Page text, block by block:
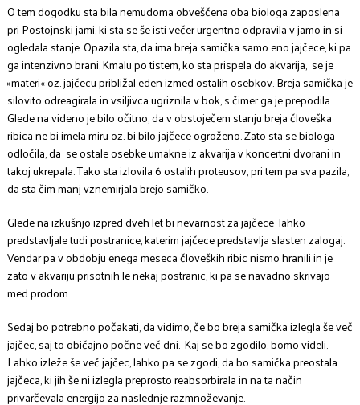
O tem dogodku sta bila nemudoma obveščena oba biologa zaposlena
pri Postojnski jami, ki sta se še isti večer urgentno odpravila v jamo in si
ogledala stanje. Opazila sta, da ima breja samička samo eno jajčece, ki pa
ga intenzivno brani. Kmalu po tistem, ko sta prispela do akvarija, se je
»materi« oz. jajčecu približal eden izmed ostalih osebkov. Breja samička je
silovito odreagirala in vsiljivca ugriznila v bok, s čimer ga je prepodila.
Glede na videno je bilo očitno, da v obstoječem stanju breja človeška
ribica ne bi imela miru oz. bi bilo jajčece ogroženo. Zato sta se biologa
odločila, da se ostale osebke umakne iz akvarija v koncertni dvorani in
takoj ukrepala. Tako sta izlovila 6 ostalih proteusov, pri tem pa sva pazila,
da sta čim manj vznemirjala brejo samičko.
Glede na izkušnjo izpred dveh let bi nevarnost za jajčece lahko
predstavljale tudi postranice, katerim jajčece predstavlja slasten zalogaj.
Vendar pa v obdobju enega meseca človeških ribic nismo hranili in je
zato v akvariju prisotnih le nekaj postranic, ki pa se navadno skrivajo
med prodom.
Sedaj bo potrebno počakati, da vidimo, če bo breja samička izlegla še več
jajčec, saj to običajno počne več dni. Kaj se bo zgodilo, bomo videli.
Lahko izleže še več jajčec, lahko pa se zgodi, da bo samička preostala
jajčeca, ki jih še ni izlegla preprosto reabsorbirala in na ta način
privarčevala energijo za naslednje razmnoževanje.